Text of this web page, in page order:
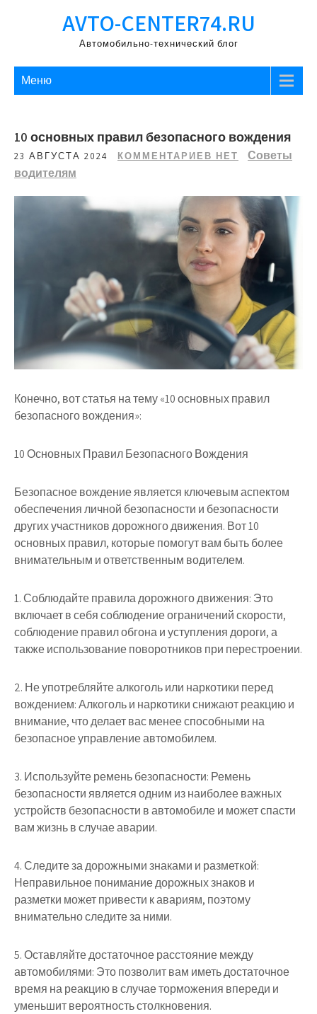
AVTO-CENTER74.RU
Автомобильно-технический блог
Меню
10 основных правил безопасного вождения
23 АВГУСТА 2024 КОММЕНТАРИЕВ НЕТ
Советы
водителям
Конечно, вот статья на тему «10 основных правил
безопасного вождения»:
10 Основных Правил Безопасного Вождения
Безопасное вождение является ключевым аспектом
обеспечения личной безопасности и безопасности
других участников дорожного движения. Вот 10
основных правил, которые помогут вам быть более
внимательным и ответственным водителем.
1. Соблюдайте правила дорожного движения: Это
включает в себя соблюдение ограничений скорости,
соблюдение правил обгона и уступления дороги, а
также использование поворотников при перестроении.
2. Не употребляйте алкоголь или наркотики перед
вождением: Алкоголь и наркотики снижают реакцию и
внимание, что делает вас менее способными на
безопасное управление автомобилем.
3. Используйте ремень безопасности: Ремень
безопасности является одним из наиболее важных
устройств безопасности в автомобиле и может спасти
вам жизнь в случае аварии.
4. Следите за дорожными знаками и разметкой:
Неправильное понимание дорожных знаков и
разметки может привести к авариям, поэтому
внимательно следите за ними.
5. Оставляйте достаточное расстояние между
автомобилями: Это позволит вам иметь достаточное
время на реакцию в случае торможения впереди и
уменьшит вероятность столкновения.